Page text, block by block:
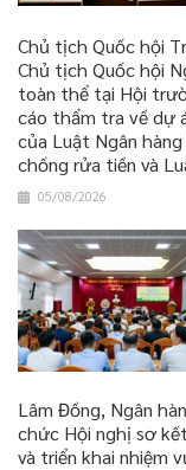
Chủ tịch Quốc hội
Chủ tịch Quốc hội
toàn thể tại Hội
cáo thẩm tra về dự
của Luật Ngân
chống rửa tiền và
05/08/2026
Lâm Đồng, Ngân
chức Hội nghị sơ
và triển khai nhiệm